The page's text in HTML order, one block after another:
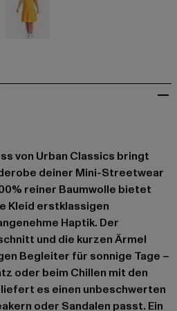
von Urban Classics bringt
deiner Mini-Streetwear
reiner Baumwolle bietet
Kleid erstklassigen
Haptik. Der
und die kurzen Ärmel
Begleiter für sonnige Tage –
oder beim Chillen mit den
es einen unbeschwerten
oder Sandalen passt. Ein